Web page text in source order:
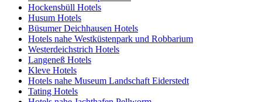
Hockensbüll Hotels
Husum Hotels
Büsumer Deichhausen Hotels
Hotels nahe Westküstenpark und Robbarium
Westerdeichstrich Hotels
Langeneß Hotels
Kleve Hotels
Hotels nahe Museum Landschaft Eiderstedt
Tating Hotels